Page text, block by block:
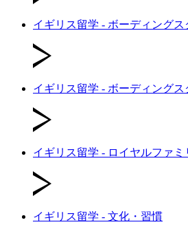
イギリス留学 - ボーディング
イギリス留学 - ボーディングス
イギリス留学 - ロイヤルファミ
イギリス留学 - 文化・習慣